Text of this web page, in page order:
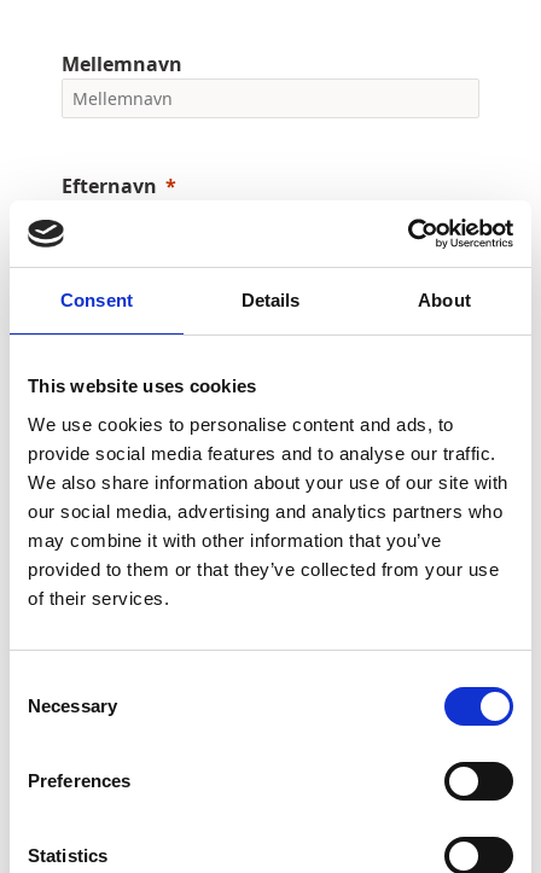
Consent Details About
This website uses cookies
We use cookies to personalise content and ads, to
provide social media features and to analyse our traffic.
We also share information about your use of our site with
our social media, advertising and analytics partners who
may combine it with other information that you’ve
provided to them or that they’ve collected from your use
of their services.
Selection
Necessary
Preferences
Statistics
Mellemnavn
Efternavn
Din arbejdsmail
Mobiltelefon
+45
Udmeldelsesårsag
Firmanavn